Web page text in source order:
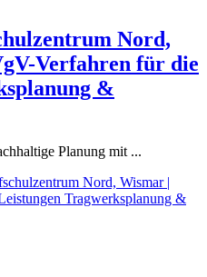
Nord,
Verfahren für die
&
Planung mit ...
Nord, Wismar |
Tragwerksplanung &